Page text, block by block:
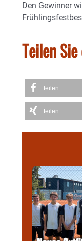
Den Gewinner
Teilen
teilen
teilen